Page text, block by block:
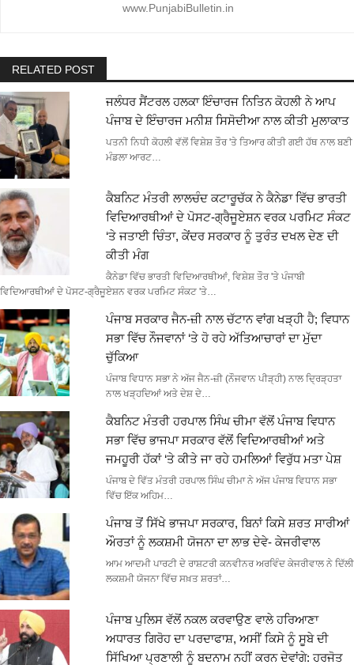
www.PunjabiBulletin.in
RELATED POST
ਜਲੰਧਰ ਸੈਂਟਰਲ ਹਲਕਾ ਇੰਚਾਰਜ ਨਿਤਿਨ ਕੋਹਲੀ ਨੇ ਆਪ
ਪੰਜਾਬ ਦੇ ਇੰਚਾਰਜ ਮਨੀਸ਼ ਸਿਸੋਦੀਆ ਨਾਲ ਕੀਤੀ ਮੁਲਾਕਾਤ
ਪਤਨੀ ਨਿਧੀ ਕੋਹਲੀ ਵੱਲੋਂ ਵਿਸ਼ੇਸ਼ ਤੌਰ 'ਤੇ ਤਿਆਰ ਕੀਤੀ ਗਈ ਹੱਥ ਨਾਲ ਬਣੀ
ਮੰਡਲਾ ਆਰਟ…
ਕੈਬਨਿਟ ਮੰਤਰੀ ਲਾਲਚੰਦ ਕਟਾਰੂਚੱਕ ਨੇ ਕੈਨੇਡਾ ਵਿੱਚ ਭਾਰਤੀ
ਵਿਦਿਆਰਥੀਆਂ ਦੇ ਪੋਸਟ-ਗ੍ਰੈਜੂਏਸ਼ਨ ਵਰਕ ਪਰਮਿਟ ਸੰਕਟ
‘ਤੇ ਜਤਾਈ ਚਿੰਤਾ, ਕੇਂਦਰ ਸਰਕਾਰ ਨੂੰ ਤੁਰੰਤ ਦਖਲ ਦੇਣ ਦੀ
ਕੀਤੀ ਮੰਗ
ਕੈਨੇਡਾ ਵਿੱਚ ਭਾਰਤੀ ਵਿਦਿਆਰਥੀਆਂ, ਵਿਸ਼ੇਸ਼ ਤੌਰ 'ਤੇ ਪੰਜਾਬੀ
ਵਿਦਿਆਰਥੀਆਂ ਦੇ ਪੋਸਟ-ਗ੍ਰੈਜੂਏਸ਼ਨ ਵਰਕ ਪਰਮਿਟ ਸੰਕਟ 'ਤੇ…
ਪੰਜਾਬ ਸਰਕਾਰ ਜੈਨ-ਜ਼ੀ ਨਾਲ ਚੱਟਾਨ ਵਾਂਗ ਖੜ੍ਹੀ ਹੈ; ਵਿਧਾਨ
ਸਭਾ ਵਿੱਚ ਨੌਜਵਾਨਾਂ ‘ਤੇ ਹੋ ਰਹੇ ਅੱਤਿਆਚਾਰਾਂ ਦਾ ਮੁੱਦਾ
ਚੁੱਕਿਆ
ਪੰਜਾਬ ਵਿਧਾਨ ਸਭਾ ਨੇ ਅੱਜ ਜੈਨ-ਜ਼ੀ (ਨੌਜਵਾਨ ਪੀੜ੍ਹੀ) ਨਾਲ ਦ੍ਰਿੜ੍ਹਤਾ
ਨਾਲ ਖੜ੍ਹਦਿਆਂ ਅਤੇ ਦੇਸ਼ ਦੇ…
ਕੈਬਨਿਟ ਮੰਤਰੀ ਹਰਪਾਲ ਸਿੰਘ ਚੀਮਾ ਵੱਲੋਂ ਪੰਜਾਬ ਵਿਧਾਨ
ਸਭਾ ਵਿੱਚ ਭਾਜਪਾ ਸਰਕਾਰ ਵੱਲੋਂ ਵਿਦਿਆਰਥੀਆਂ ਅਤੇ
ਜਮਹੂਰੀ ਹੱਕਾਂ ‘ਤੇ ਕੀਤੇ ਜਾ ਰਹੇ ਹਮਲਿਆਂ ਵਿਰੁੱਧ ਮਤਾ ਪੇਸ਼
ਪੰਜਾਬ ਦੇ ਵਿੱਤ ਮੰਤਰੀ ਹਰਪਾਲ ਸਿੰਘ ਚੀਮਾ ਨੇ ਅੱਜ ਪੰਜਾਬ ਵਿਧਾਨ ਸਭਾ
ਵਿੱਚ ਇੱਕ ਅਹਿਮ…
ਪੰਜਾਬ ਤੋਂ ਸਿੱਖੇ ਭਾਜਪਾ ਸਰਕਾਰ, ਬਿਨਾਂ ਕਿਸੇ ਸ਼ਰਤ ਸਾਰੀਆਂ
ਔਰਤਾਂ ਨੂੰ ਲਕਸ਼ਮੀ ਯੋਜਨਾ ਦਾ ਲਾਭ ਦੇਵੇ- ਕੇਜਰੀਵਾਲ
ਆਮ ਆਦਮੀ ਪਾਰਟੀ ਦੇ ਰਾਸ਼ਟਰੀ ਕਨਵੀਨਰ ਅਰਵਿੰਦ ਕੇਜਰੀਵਾਲ ਨੇ ਦਿੱਲੀ
ਲਕਸ਼ਮੀ ਯੋਜਨਾ ਵਿੱਚ ਸਖ਼ਤ ਸ਼ਰਤਾਂ…
ਪੰਜਾਬ ਪੁਲਿਸ ਵੱਲੋਂ ਨਕਲ ਕਰਵਾਉਣ ਵਾਲੇ ਹਰਿਆਣਾ
ਅਧਾਰਤ ਗਿਰੋਹ ਦਾ ਪਰਦਾਫਾਸ਼, ਅਸੀਂ ਕਿਸੇ ਨੂੰ ਸੂਬੇ ਦੀ
ਸਿੱਖਿਆ ਪ੍ਰਣਾਲੀ ਨੂੰ ਬਦਨਾਮ ਨਹੀਂ ਕਰਨ ਦੇਵਾਂਗੇ: ਹਰਜੋਤ